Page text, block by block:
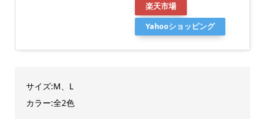
楽天市場
Yahooショッピング
サイズ:M、L
カラー:全2色